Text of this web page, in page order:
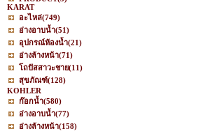
KARAT
อะไหล่(749)
อ่างอาบน้ำ(51)
อุปกรณ์ห้องน้ำ(21)
อ่างล้างหน้า(71)
โถปัสสาวะชาย(11)
สุขภัณฑ์(128)
KOHLER
ก๊อกน้ำ(580)
อ่างอาบน้ำ(77)
อ่างล้างหน้า(158)